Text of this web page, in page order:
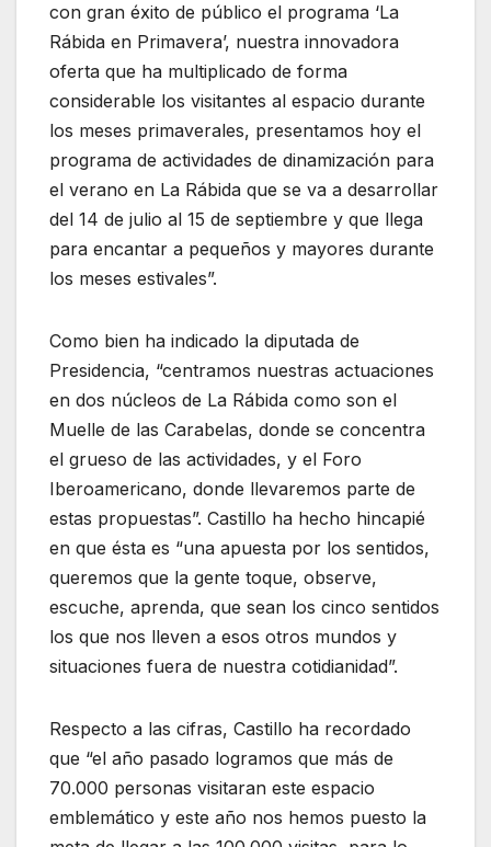
con gran éxito de público el programa ‘La
Rábida en Primavera’, nuestra innovadora
oferta que ha multiplicado de forma
considerable los visitantes al espacio durante
los meses primaverales, presentamos hoy el
programa de actividades de dinamización para
el verano en La Rábida que se va a desarrollar
del 14 de julio al 15 de septiembre y que llega
para encantar a pequeños y mayores durante
los meses estivales”.
Como bien ha indicado la diputada de
Presidencia, “centramos nuestras actuaciones
en dos núcleos de La Rábida como son el
Muelle de las Carabelas, donde se concentra
el grueso de las actividades, y el Foro
Iberoamericano, donde llevaremos parte de
estas propuestas”. Castillo ha hecho hincapié
en que ésta es “una apuesta por los sentidos,
queremos que la gente toque, observe,
escuche, aprenda, que sean los cinco sentidos
los que nos lleven a esos otros mundos y
situaciones fuera de nuestra cotidianidad”.
Respecto a las cifras, Castillo ha recordado
que “el año pasado logramos que más de
70.000 personas visitaran este espacio
emblemático y este año nos hemos puesto la